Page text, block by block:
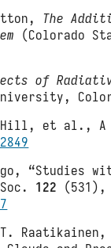
The
(Colorado
of
et al., A
“Studies
122 (531),